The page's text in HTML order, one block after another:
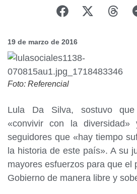
19 de marzo de 2016
Foto: Referencial
Lula Da Silva, sostuvo
«convivir con la
seguidores que «hay tiempo
la historia de este país». A su
mayores esfuerzos para que el
Gobierno de manera libre y